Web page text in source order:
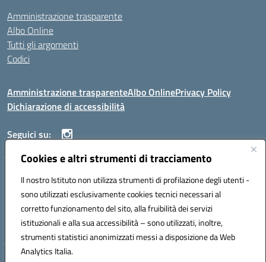
Cookies e altri strumenti di tracciamento
Il nostro Istituto non utilizza strumenti di profilazione degli utenti -
sono utilizzati esclusivamente cookies tecnici necessari al
corretto funzionamento del sito, alla fruibilità dei servizi
istituzionali e alla sua accessibilità – sono utilizzati, inoltre,
strumenti statistici anonimizzati messi a disposizione da Web
Analytics Italia.
Amministrazione trasparente
Albo Online
Tutti gli argomenti
Codici
Amministrazione trasparenteAlbo OnlinePrivacy Policy
Dichiarazione di accessibilità
Seguici su:
ISTITUTO ISTRUZIONE SUPERIORE ANGELO ROTH
Codice fiscale: 80004310902 Codice meccanografico: SSIS019006
Telefono: 079951627
Mail: SSIS019006@istruzione.it PEC: SSIS019006@pec.istruzione.it